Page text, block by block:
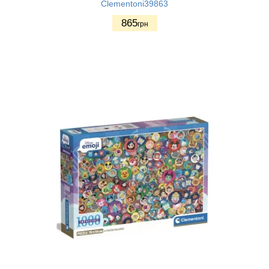
Clementoni39863
865грн